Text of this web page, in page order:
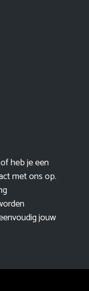
heb je een
met ons op.
jouw